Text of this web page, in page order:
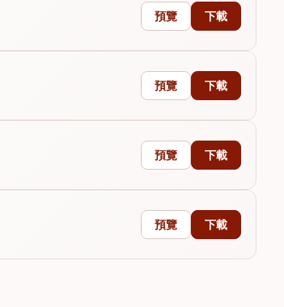
預覽 下載
預覽 下載
預覽 下載
預覽 下載